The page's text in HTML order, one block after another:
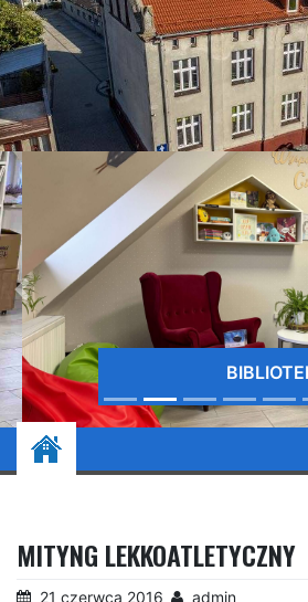
BIBLIOTEKA
MITYNG LEKKOATLETYCZNY
21 czerwca 2016 admin